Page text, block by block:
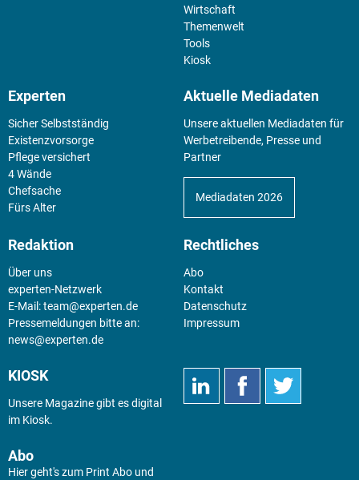
Wirtschaft
Themenwelt
Tools
Kiosk
Experten
Sicher Selbstständig
Existenz­vorsorge
Pflege versichert
4 Wände
Chefsache
Fürs Alter
Aktuelle Mediadaten
Unsere aktuellen Mediadaten für
Werbetreibende, Presse und
Partner
Mediadaten 2026
Redaktion
Über uns
experten-Netzwerk
E-Mail:team@experten.de
Pressemeldungen bitte an:
news@experten.de
Rechtliches
Abo
Kontakt
Datenschutz
Impressum
KIOSK
Unsere Magazine gibt es digital
im Kiosk.
Abo
Hier geht's zum Print Abo und